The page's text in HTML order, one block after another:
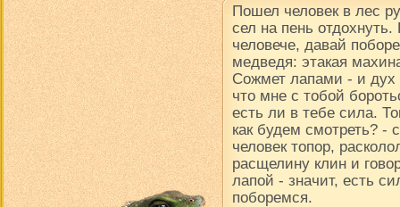
Пошел человек в лес
сел на пень
человече, давай
медведя: этакая
Сожмет лапами - и дух
что мне с тобой
есть ли в тебе сила.
как будем смотреть? -
человек топор,
расщелину клин и
лапой - значит, есть
поборемся.